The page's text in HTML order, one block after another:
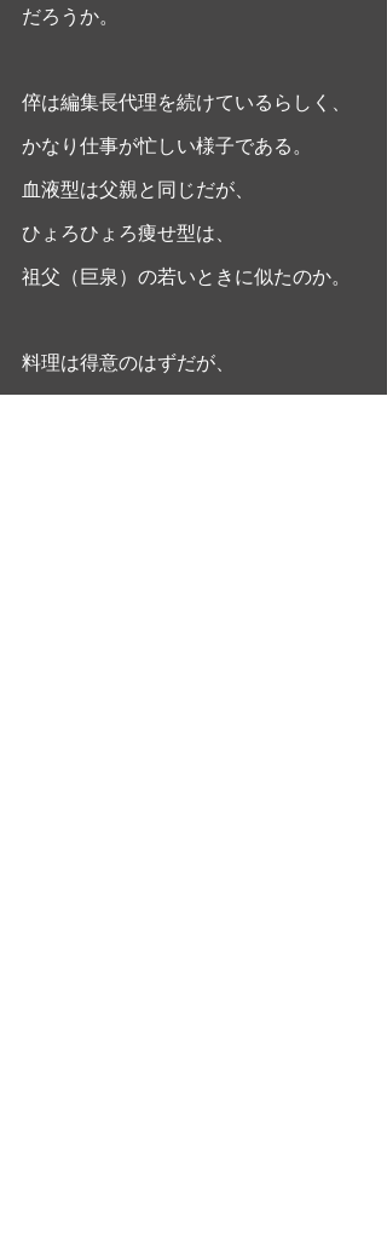
だろうか。
倅は編集長代理を続けているらしく、
かなり仕事が忙しい様子である。
血液型は父親と同じだが、
ひょろひょろ痩せ型は、
祖父（巨泉）の若いときに似たのか。
料理は得意のはずだが、